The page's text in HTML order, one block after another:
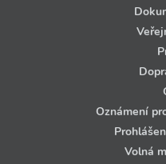
Oznámení
Volná